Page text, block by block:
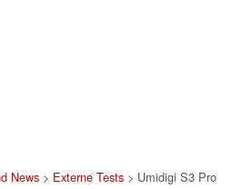
News> Externe Tests> Umidigi S3 Pro